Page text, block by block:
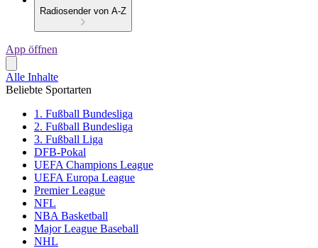
Radiosender von A-Z
App öffnen
Alle Inhalte
Beliebte Sportarten
1. Fußball Bundesliga
2. Fußball Bundesliga
3. Fußball Liga
DFB-Pokal
UEFA Champions League
UEFA Europa League
Premier League
NFL
NBA Basketball
Major League Baseball
NHL